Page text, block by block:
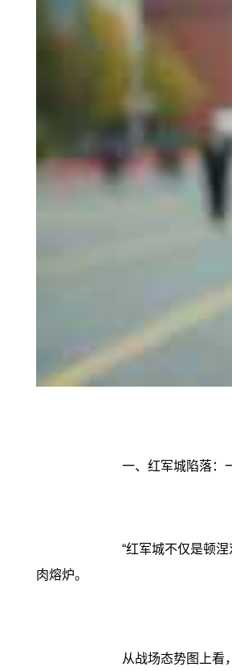
一、红军城陷落：
“红军城不仅是顿
肉熔炉。
从战场态势图上看